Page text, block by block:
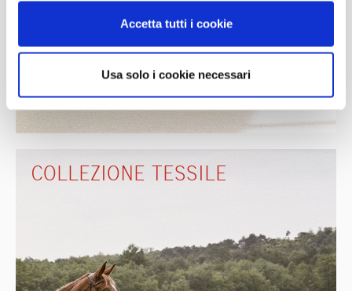
Accetta tutti i cookie
Usa solo i cookie necessari
COLLEZIONE TESSILE